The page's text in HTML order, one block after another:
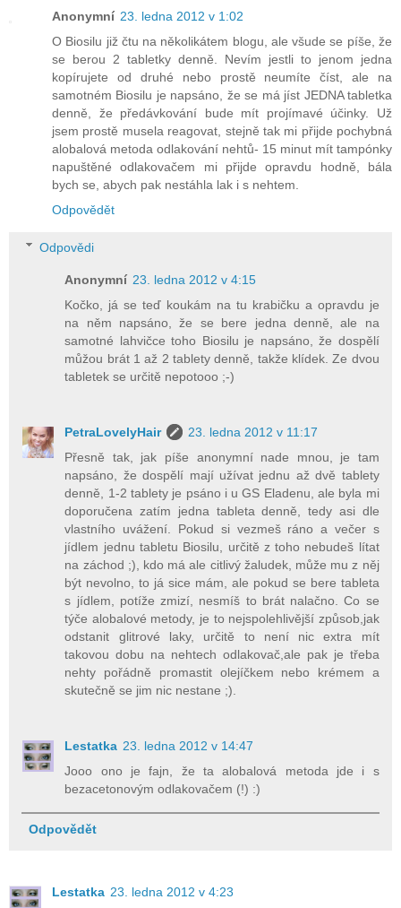
Anonymní 23. ledna 2012 v 1:02
O Biosilu již čtu na několikátem blogu, ale všude se píše, že
se berou 2 tabletky denně. Nevím jestli to jenom jedna
kopírujete od druhé nebo prostě neumíte číst, ale na
samotném Biosilu je napsáno, že se má jíst JEDNA tabletka
denně, že předávkování bude mít projímavé účinky. Už
jsem prostě musela reagovat, stejně tak mi přijde pochybná
alobalová metoda odlakování nehtů- 15 minut mít tampónky
napuštěné odlakovačem mi přijde opravdu hodně, bála
bych se, abych pak nestáhla lak i s nehtem.
Odpovědět
Odpovědi
Anonymní 23. ledna 2012 v 4:15
Kočko, já se teď koukám na tu krabičku a opravdu je
na něm napsáno, že se bere jedna denně, ale na
samotné lahvičce toho Biosilu je napsáno, že dospělí
můžou brát 1 až 2 tablety denně, takže klídek. Ze dvou
tabletek se určitě nepotooo ;-)
PetraLovelyHair
23. ledna 2012 v 11:17
Přesně tak, jak píše anonymní nade mnou, je tam
napsáno, že dospělí mají užívat jednu až dvě tablety
denně, 1-2 tablety je psáno i u GS Eladenu, ale byla mi
doporučena zatím jedna tableta denně, tedy asi dle
vlastního uvážení. Pokud si vezmeš ráno a večer s
jídlem jednu tabletu Biosilu, určitě z toho nebudeš lítat
na záchod ;), kdo má ale citlivý žaludek, může mu z něj
být nevolno, to já sice mám, ale pokud se bere tableta
s jídlem, potíže zmizí, nesmíš to brát nalačno. Co se
týče alobalové metody, je to nejspolehlivější způsob,jak
odstanit glitrové laky, určitě to není nic extra mít
takovou dobu na nehtech odlakovač,ale pak je třeba
nehty pořádně promastit olejíčkem nebo krémem a
skutečně se jim nic nestane ;).
Lestatka 23. ledna 2012 v 14:47
Jooo ono je fajn, že ta alobalová metoda jde i s
bezacetonovým odlakovačem (!) :)
Odpovědět
Lestatka 23. ledna 2012 v 4:23